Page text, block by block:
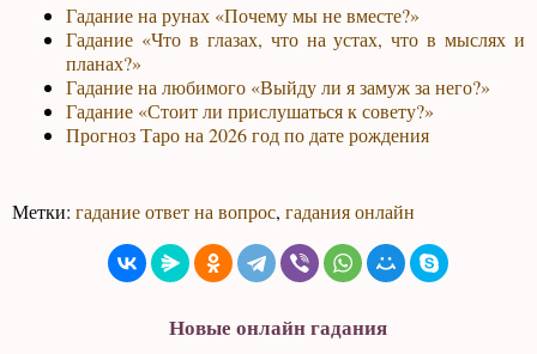
Гадание на рунах «Почему мы не вместе?»
Гадание «Что в глазах, что на устах, что в мыслях и
планах?»
Гадание на любимого «Выйду ли я замуж за него?»
Гадание «Стоит ли прислушаться к совету?»
Прогноз Таро на 2026 год по дате рождения
Метки:гадание ответ на вопрос,гадания онлайн
Новые онлайн гадания